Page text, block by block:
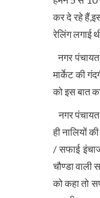
कर दे रहे
रेलिंग लगाई
नगर
मार्केट की
को इस बात
नगर पंचायत
ही नालियों
/ सफाई
चौण्डा वाली
को कहा तो